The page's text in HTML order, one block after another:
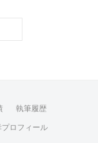
執筆履歴
プロフィール